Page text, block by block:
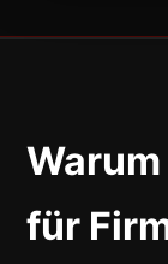
für